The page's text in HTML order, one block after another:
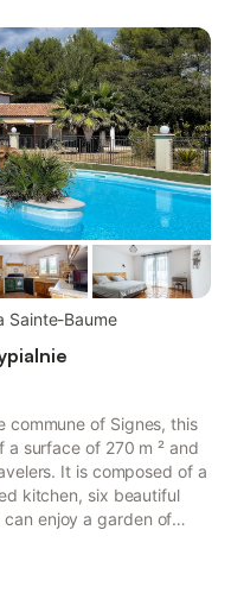
zamrażarka, ekspres
WC. Na piętrze:
więcej...
Sainte-Baume
commune of Signes, this
a surface of 270 m ² and
It is composed of a
kitchen, six beautiful
enjoy a garden of
is